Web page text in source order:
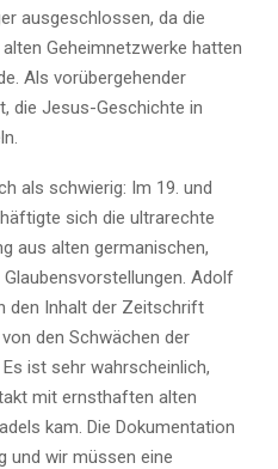
ausgeschlossen, da die
Geheimnetzwerke hatten
Als vorübergehender
die Jesus-Geschichte in
als schwierig: Im 19. und
sich die ultrarechte
aus alten germanischen,
Adolf
den Inhalt der Zeitschrift
den Schwächen der
ist sehr wahrscheinlich,
mit ernsthaften alten
kam. Die Dokumentation
und wir müssen eine